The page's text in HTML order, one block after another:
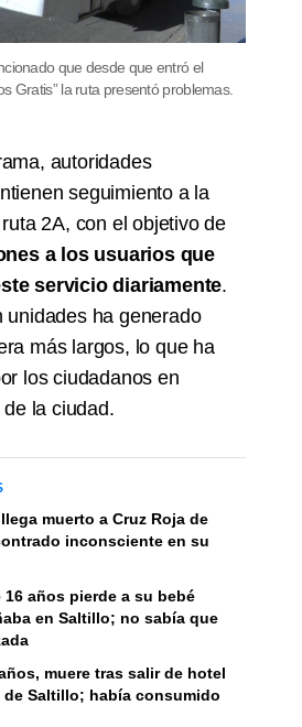
que desde que entró el
Gratis” la ruta presentó problemas.
autoridades
seguimiento a la
2A, con el objetivo de
a los usuarios que
servicio diariamente.
unidades ha generado
más largos, lo que ha
los ciudadanos en
la ciudad.
muerto a Cruz Roja de
inconsciente en su
años pierde a su bebé
en Saltillo; no sabía que
muere tras salir de hotel
de Saltillo; había consumido